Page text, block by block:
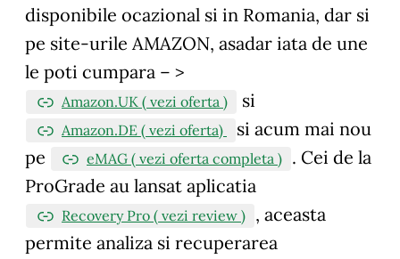
disponibile ocazional si in Romania, dar si
pe site-urile AMAZON, asadar iata de une
le poti cumpara – >
Amazon.UK ( vezi oferta ) si
Amazon.DE ( vezi oferta)
si acum mai nou
pe
eMAG ( vezi oferta completa ) . Cei de la
ProGrade au lansat aplicatia
Recovery Pro ( vezi review ) , aceasta
permite analiza si recuperarea